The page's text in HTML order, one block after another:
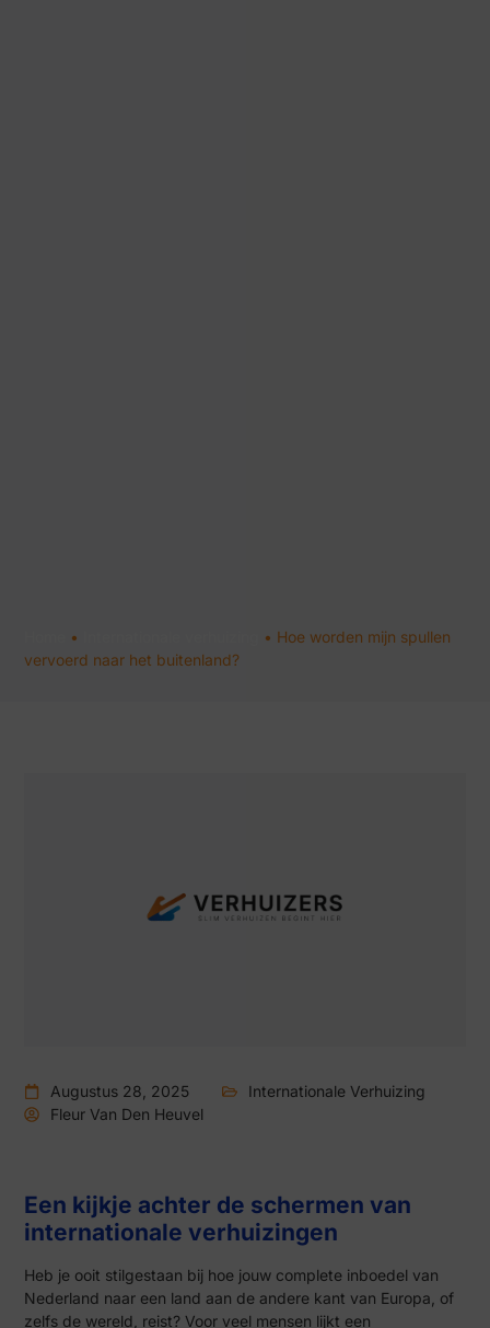
• • Hoe worden mijn spullen
vervoerd naar het buitenland?
Augustus 28, 2025
Internationale Verhuizing
Fleur Van Den Heuvel
Een kijkje achter de schermen van
internationale verhuizingen
Heb je ooit stilgestaan bij hoe jouw complete inboedel van
Nederland naar een land aan de andere kant van Europa, of
zelfs de wereld, reist? Voor veel mensen lijkt een